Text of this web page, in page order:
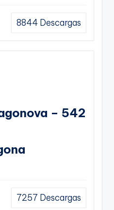
8844 Descargas
– 542
7257 Descargas